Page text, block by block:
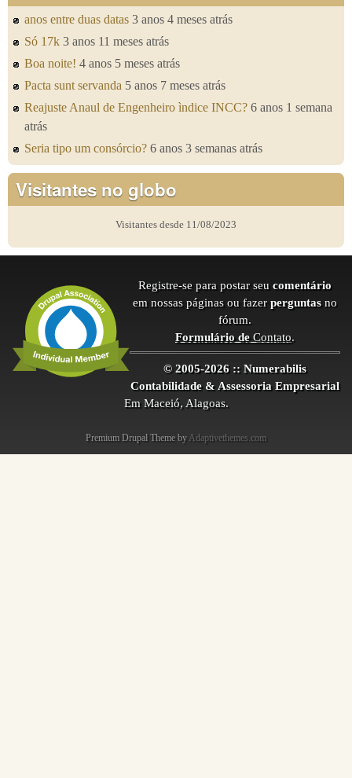
anos entre duas datas 3 anos 4 meses atrás
Só 17k 3 anos 11 meses atrás
Boa noite! 4 anos 5 meses atrás
Pacta sunt servanda 5 anos 7 meses atrás
Reajuste Anaul de Engenheiro ìndice INCC? 6 anos 1 semana
atrás
Seria tipo um consórcio? 6 anos 3 semanas atrás
Visitantes no globo
Visitantes desde 11/08/2023
Registre-se para postar seu comentário
em nossas páginas ou fazer perguntas no
fórum.
Formulário deContato.
© 2005-2026 :: Numerabilis
Contabilidade & Assessoria Empresarial
Em Maceió, Alagoas.
Premium Drupal Theme by Adaptivethemes.com